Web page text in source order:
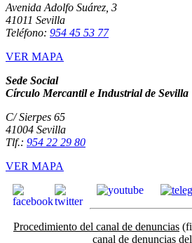
Avenida Adolfo Suárez, 3
41011 Sevilla
Teléfono: 954 45 53 77
VER MAPA
Sede Social
Círculo Mercantil e Industrial de Sevilla
C/ Sierpes 65
41004 Sevilla
Tlf.: 954 22 29 80
VER MAPA
Procedimiento del canal de denuncias
canal de denuncias